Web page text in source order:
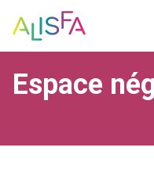
Accueil
Espace